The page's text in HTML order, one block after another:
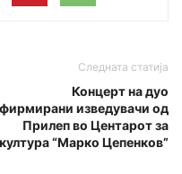
Следната статија
Концерт на дуо
изведувачи од
Прилеп во Центарот за
култура “Марко Цепенков”